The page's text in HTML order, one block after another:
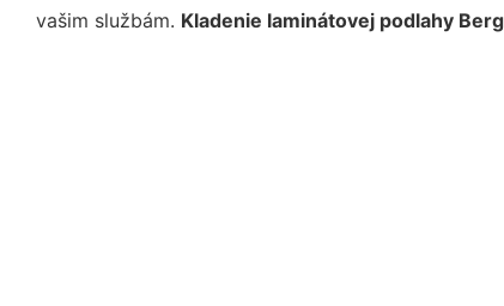
vašim službám. Kladenie laminátovej podlahy Berg